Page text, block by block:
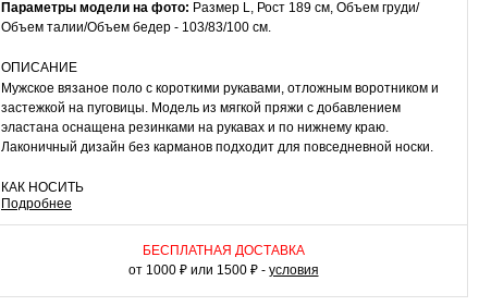
Параметры модели на фото: Размер L, Рост 189 см, Объем груди/
Объем талии/Объем бедер - 103/83/100 см.
ОПИСАНИЕ
Мужское вязаное поло с короткими рукавами, отложным воротником и
застежкой на пуговицы. Модель из мягкой пряжи с добавлением
эластана оснащена резинками на рукавах и по нижнему краю.
Лаконичный дизайн без карманов подходит для повседневной носки.
КАК НОСИТЬ
Сочетайте поло с чиносами, джинсами или легкими брюками. В
деловой обстановке дополните комплект пиджаком. К модели
подойдут кеды, мокасины или классические туфли.
Подробнее
БЕСПЛАТНАЯ ДОСТАВКА
от 1000 ₽ или 1500 ₽ - условия